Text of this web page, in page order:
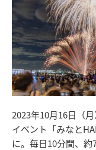
2023年10月16日（
イベント「みなと
に。毎日10分間、